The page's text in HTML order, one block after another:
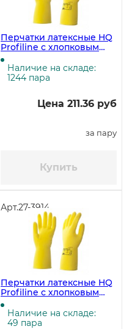
Перчатки латексные HQ
Profiline с хлопковым
напылением, размер L
(8,5-9), желтые (ЧЗ)
Наличие на складе:
1244 пара
Цена 211.36 руб
за пару
Купить
Арт.27-3914
Перчатки латексные HQ
Profiline с хлопковым
напылением, размер S
(7), желтые (ЧЗ)
Наличие на складе:
49 пара